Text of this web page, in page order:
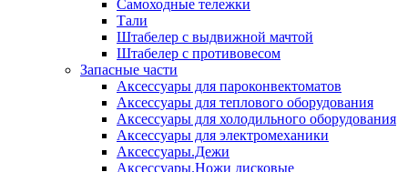
Самоходные тележки
Тали
Штабелер с выдвижной мачтой
Штабелер с противовесом
Запасные части
Аксессуары для пароконвектоматов
Аксессуары для теплового оборудования
Аксессуары для холодильного оборудования
Аксессуары для электромеханики
Аксессуары.Дежи
Аксессуары.Ножи дисковые